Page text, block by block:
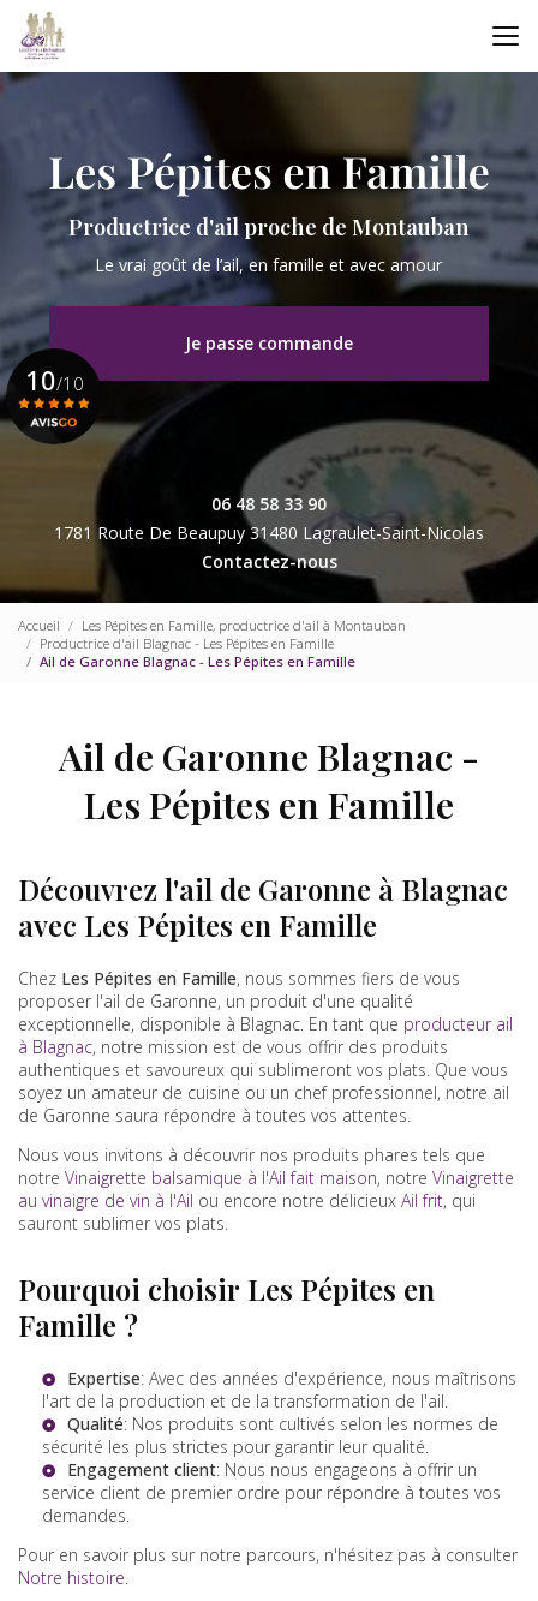
Aller
contenu
principal
Productrice d'ail proche de Montauban
Le vrai goût de l’ail, en famille et avec amour
Je passe commande
06 48 58 33 90
1781 Route De Beaupuy31480 Lagraulet-Saint-Nicolas
Contactez-nous
10/10
Accueil
Les Pépites en Famille, productrice d'ail à Montauban
Productrice d'ail Blagnac - Les Pépites en Famille
Ail de Garonne Blagnac - Les Pépites en Famille
Ail de Garonne Blagnac -
Les Pépites en Famille
Découvrez l'ail de Garonne à Blagnac
avec Les Pépites en Famille
Chez Les Pépites en Famille, nous sommes fiers de vous
proposer l'ail de Garonne, un produit d'une qualité
exceptionnelle, disponible à Blagnac. En tant que producteur ail
à Blagnac, notre mission est de vous offrir des produits
authentiques et savoureux qui sublimeront vos plats. Que vous
soyez un amateur de cuisine ou un chef professionnel, notre ail
de Garonne saura répondre à toutes vos attentes.
Nous vous invitons à découvrir nos produits phares tels que
notre Vinaigrette balsamique à l'Ail fait maison, notre Vinaigrette
au vinaigre de vin à l'Ail ou encore notre délicieux Ail frit, qui
sauront sublimer vos plats.
Pourquoi choisir Les Pépites en
Famille ?
Expertise: Avec des années d'expérience, nous maîtrisons
l'art de la production et de la transformation de l'ail.
Qualité: Nos produits sont cultivés selon les normes de
sécurité les plus strictes pour garantir leur qualité.
Engagement client: Nous nous engageons à offrir un
service client de premier ordre pour répondre à toutes vos
demandes.
Pour en savoir plus sur notre parcours, n'hésitez pas à consulter
Notre histoire.